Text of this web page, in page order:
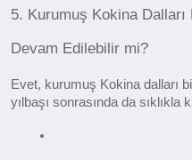
5. Kurumuş Kokina
Devam Edilebilir mi?
Evet, kurumuş Kokina dalları
yılbaşı sonrasında da sıklıkla